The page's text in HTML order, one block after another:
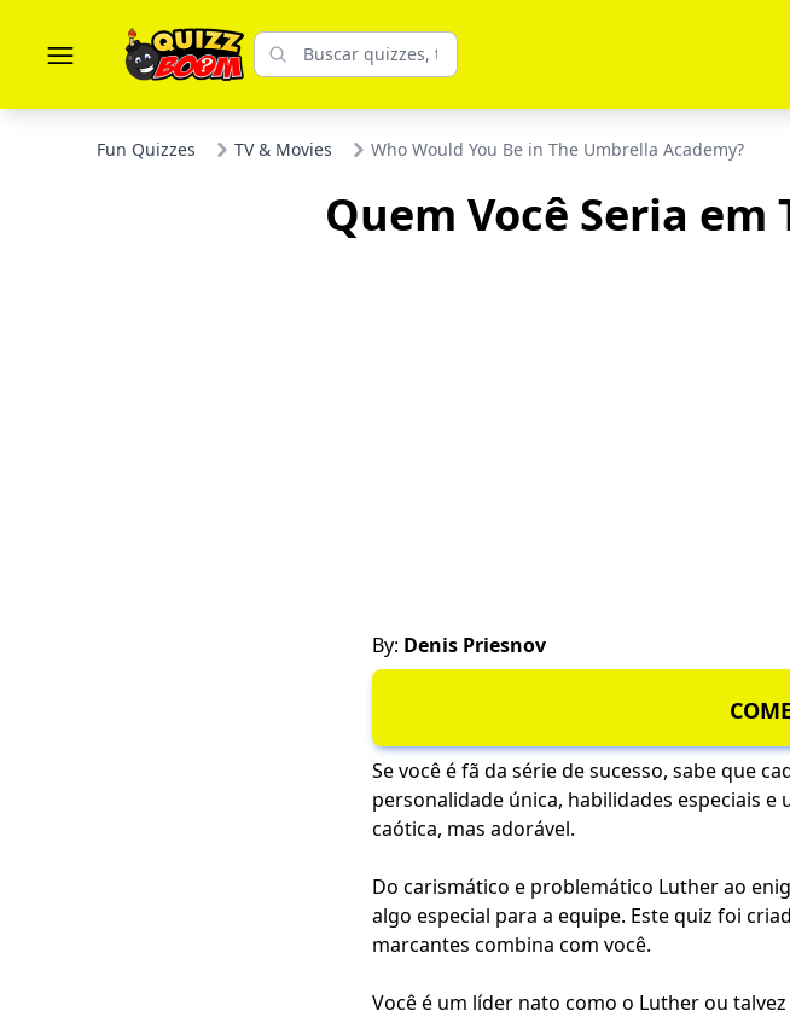
Fun Quizzes TV & Movies Who Would You Be in The Umbrella Academy?
Quem Você Seria
By: Denis Priesnov
Se você é fã da série de sucesso, sabe que
personalidade única, habilidades especiais
caótica, mas adorável.
Do carismático e problemático Luther ao
algo especial para a equipe. Este quiz foi
marcantes combina com você.
Você é um líder nato como o Luther ou